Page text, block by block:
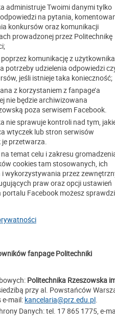
administruje Twoimi danymi tylko
na pytania,
konkursów oraz komunikacji
prowadzonej przez Politechnikę
komunikację z
potrzeby udzielenia odpowiedzi
jeśli istnieje taka konieczność;
z korzystaniem z fanpage’a
nie będzie archiwizowana
poza serwisem Facebook.
nie sprawuje kontroli nad tym,
wtyczek lub stron serwisów
przetwarza.
temat celu i zakresu
cookies tam stosowanych, ich
wykorzystywania przez
praw oraz opcji ustawień
Facebook możesz
fanpage Politechniki
Politechnika Rzeszowska
przy al. Powstańców
e-mail: kancelaria@prz.edu.pl
Danych: tel. 17 865 1775, e-